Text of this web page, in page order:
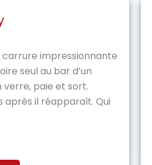
impressionnante
seul au bar d’un
verre, paie et sort.
après il réapparaît. Qui